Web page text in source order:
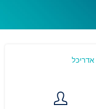
אדריכל